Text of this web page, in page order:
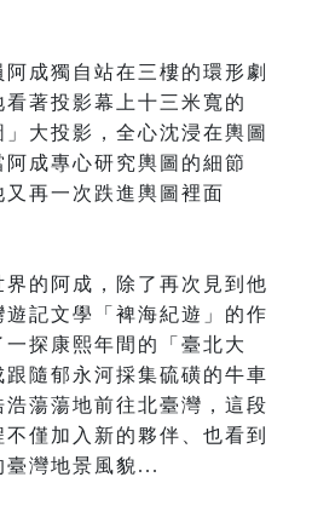
成獨自站在三樓的環形劇
著投影幕上十三米寬的
」大投影，全心沈浸在輿圖
成專心研究輿圖的細節
又再一次跌進輿圖裡面
的阿成，除了再次見到他
遊記文學「裨海紀遊」的作
探康熙年間的「臺北大
隨郁永河採集硫磺的牛車
浩蕩蕩地前往北臺灣，這段
僅加入新的夥伴、也看到
臺灣地景風貌...